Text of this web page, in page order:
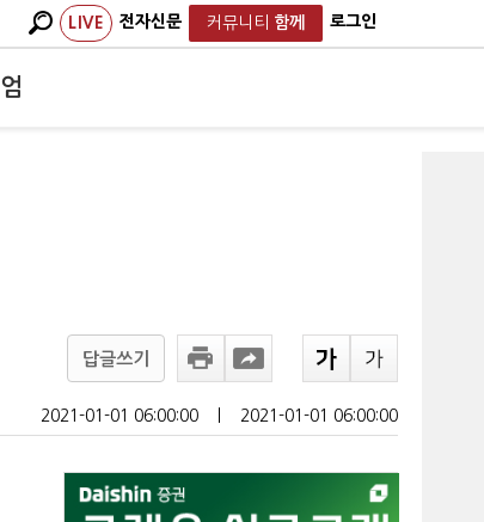
LIVE 전자신문 커뮤니티 함께 로그인
답글쓰기
2021-01-01 06:00:00 2021-01-01 06:00:00